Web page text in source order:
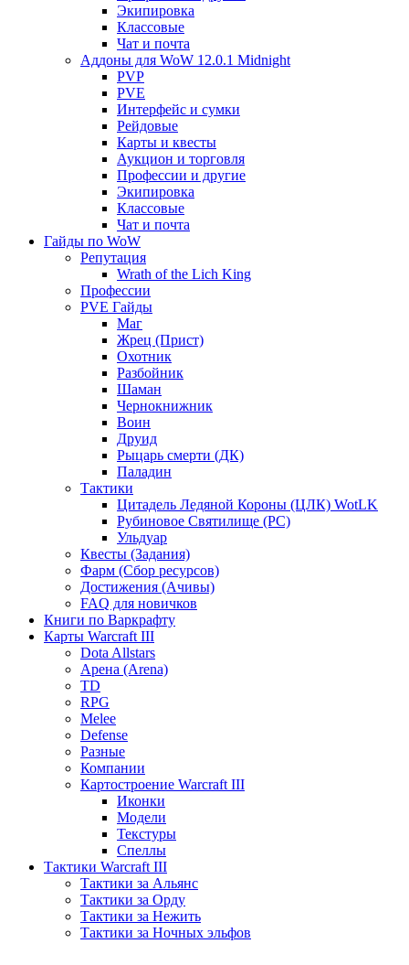
Экипировка
Классовые
Чат и почта
Аддоны для WoW 12.0.1 Midnight
PVP
PVE
Интерфейс и сумки
Рейдовые
Карты и квесты
Аукцион и торговля
Профессии и другие
Экипировка
Классовые
Чат и почта
Гайды по WoW
Репутация
Wrath of the Lich King
Профессии
PVE Гайды
Маг
Жрец (Прист)
Охотник
Разбойник
Шаман
Чернокнижник
Воин
Друид
Рыцарь смерти (ДК)
Паладин
Тактики
Цитадель Ледяной Короны (ЦЛК) WotLK
Рубиновое Святилище (РС)
Ульдуар
Квесты (Задания)
Фарм (Сбор ресурсов)
Достижения (Ачивы)
FAQ для новичков
Книги по Варкрафту
Карты Warcraft III
Dota Allstars
Арена (Arena)
TD
RPG
Melee
Defense
Разные
Компании
Картостроение Warcraft III
Иконки
Модели
Текстуры
Спеллы
Тактики Warcraft III
Тактики за Альянс
Тактики за Орду
Тактики за Нежить
Тактики за Ночных эльфов